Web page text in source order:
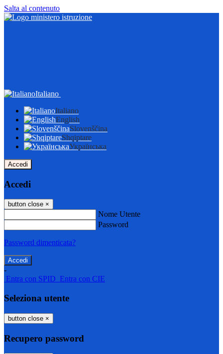
Salta al contenuto
Italiano
Italiano
English
Slovenščina
Shqiptare
Українська
Accedi
Accedi
button close ×
Nome Utente
Password
Password dimenticata?
-
Entra con SPID Entra con CIE
Seleziona utente
button close ×
Recupero password